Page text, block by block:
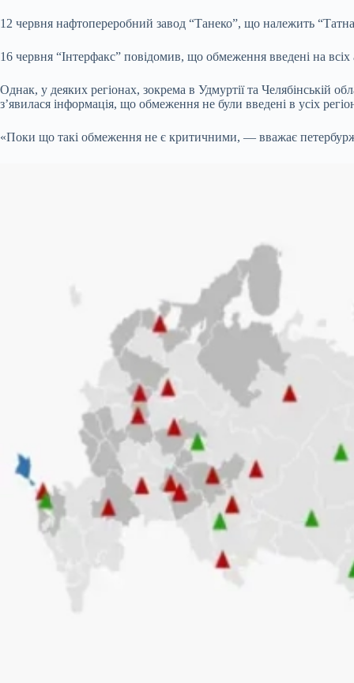
12 червня нафтопереробний завод “Танеко”, що належить
16 червня “Інтерфакс” повідомив, що обмеження введені на всіх
Однак, у деяких регіонах, зокрема в Удмуртії та Челябінській
з’явилася інформація, що обмеження не були введені в усіх
«Поки що такі обмеження не є критичними, — вважає